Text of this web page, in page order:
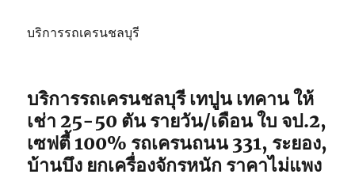
พิกัด
ใกล้
บริการรถเครนชลบุรี
บริการรถเครนชลบุรี เทปูน เทคาน ให้
เช่า 25-50 ตัน รายวัน/เดือน ใบ จป.2,
เซฟตี้ 100% รถเครนถนน 331, ระยอง,
บ้านบึง ยกเครื่องจักรหนัก ราคาไม่แพง